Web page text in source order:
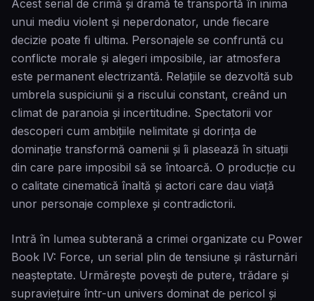
Acest serial de crimă și dramă te transportă în inima
unui mediu violent și neperdonator, unde fiecare
decizie poate fi ultima. Personajele se confruntă cu
conflicte morale și alegeri imposibile, iar atmosfera
este permanent electrizantă. Relațiile se dezvoltă sub
umbrela suspiciunii și a riscului constant, creând un
climat de paranoia și incertitudine. Spectatorii vor
descoperi cum ambițiile nelimitate și dorința de
dominație transformă oamenii și îi plasează în situații
din care pare imposibil să se întoarcă. O producție cu
o calitate cinematică înaltă și actori care dau viață
unor personaje complexe și contradictorii.
Intră în lumea subterană a crimei organizate cu Power
Book IV: Force, un serial plin de tensiune și răsturnări
neașteptate. Urmărește povești de putere, trădare și
supraviețuire într-un univers dominat de pericol și